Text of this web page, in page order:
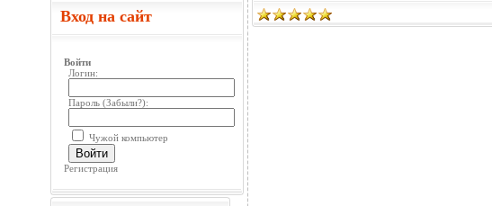
Вход на сайт
Войти
Логин:
Пароль (Забыли?):
Чужой компьютер
Войти
Регистрация